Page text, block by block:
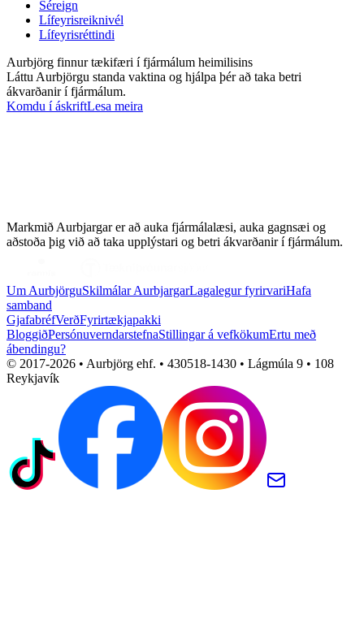
Séreign
Lífeyrisreiknivél
Lífeyrisréttindi
Aurbjörg finnur tækifæri í fjármálum heimilisins
Láttu Aurbjörgu standa vaktina og hjálpa þér að taka betri
ákvarðanir í fjármálum.
Komdu í áskriftLesa meira
Markmið Aurbjargar er að auka fjármálalæsi, auka gagnsæi og
aðstoða þig við að taka upplýstari og betri ákvarðanir í fjármálum.
Um AurbjörguSkilmálar AurbjargarLagalegur fyrirvariHafa
samband
GjafabréfVerðFyrirtækjapakki
BloggiðPersónuverndarstefnaStillingar á vefkökumErtu með
ábendingu?
© 2017-2026 • Aurbjörg ehf. • 430518-1430 • Lágmúla 9 • 108
Reykjavík